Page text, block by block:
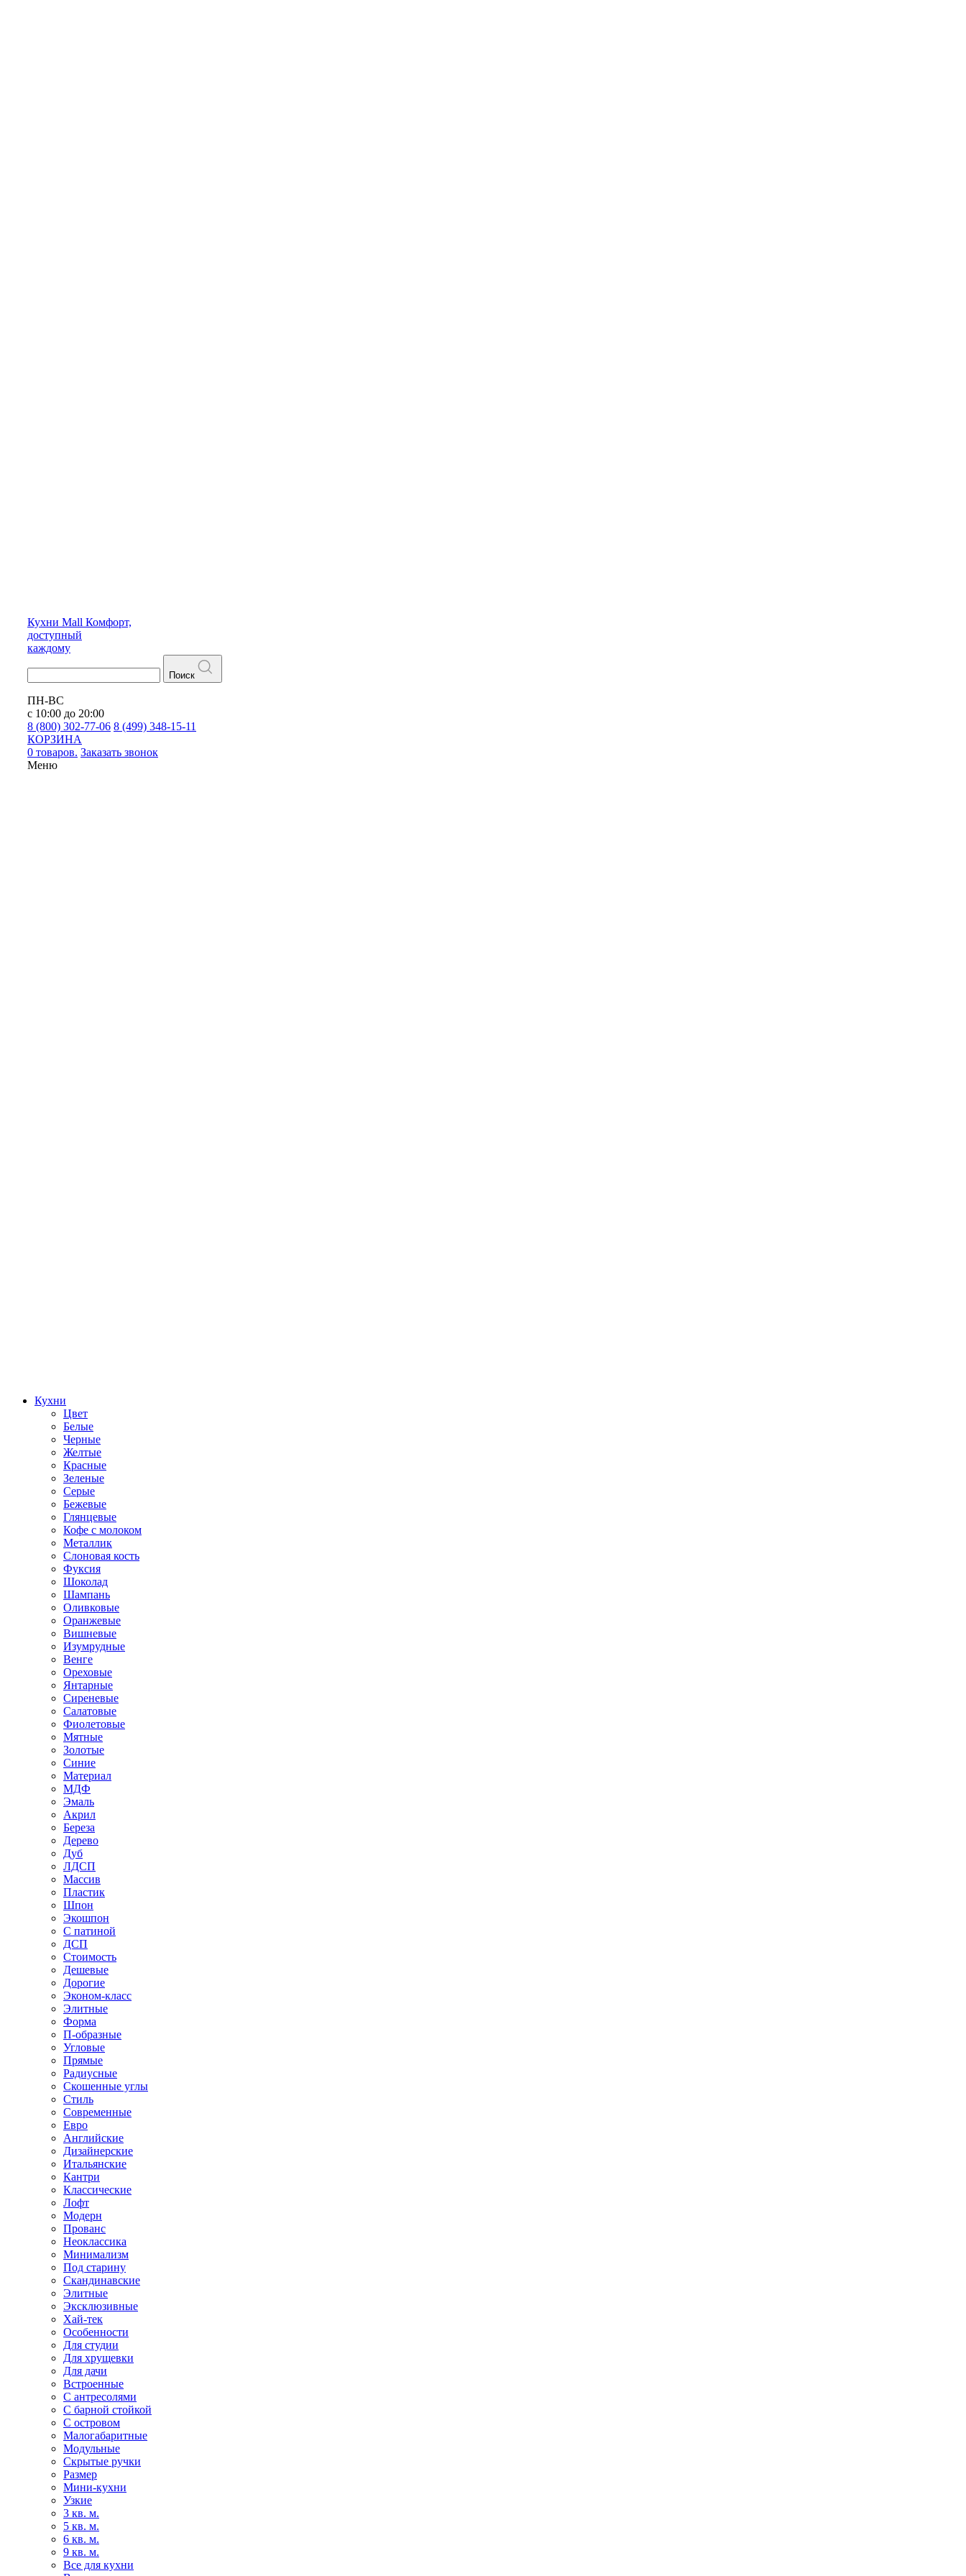
Кухни Mall Комфорт,
доступный
каждому
Поиск
ПН-ВС
с 10:00 до 20:00
8 (800) 302-77-06 8 (499) 348-15-11
КОРЗИНА
0 товаров. Заказать звонок
Меню
Кухни
Цвет
Белые
Черные
Желтые
Красные
Зеленые
Серые
Бежевые
Глянцевые
Кофе с молоком
Металлик
Слоновая кость
Фуксия
Шоколад
Шампань
Оливковые
Оранжевые
Вишневые
Изумрудные
Венге
Ореховые
Янтарные
Сиреневые
Салатовые
Фиолетовые
Мятные
Золотые
Синие
Материал
МДФ
Эмаль
Акрил
Береза
Дерево
Дуб
ЛДСП
Массив
Пластик
Шпон
Экошпон
С патиной
ДСП
Стоимость
Дешевые
Дорогие
Эконом-класс
Элитные
Форма
П-образные
Угловые
Прямые
Радиусные
Скошенные углы
Стиль
Современные
Евро
Английские
Дизайнерские
Итальянские
Кантри
Классические
Лофт
Модерн
Прованс
Неоклассика
Минимализм
Под старину
Скандинавские
Элитные
Эксклюзивные
Хай-тек
Особенности
Для студии
Для хрущевки
Для дачи
Встроенные
С антресолями
С барной стойкой
С островом
Малогабаритные
Модульные
Скрытые ручки
Размер
Мини-кухни
Узкие
3 кв. м.
5 кв. м.
6 кв. м.
9 кв. м.
Все для кухни